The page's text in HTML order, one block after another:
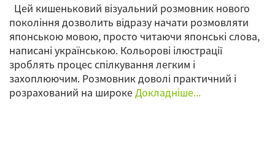
Цей кишеньковий візуальний розмовник нового
покоління дозволить відразу начати розмовляти
японською мовою, просто читаючи японські слова,
написані українською. Кольорові ілюстрації
зроблять процес спілкування легким і
захоплюючим. Розмовник доволі практичний і
розрахований на широкеДокладніше...